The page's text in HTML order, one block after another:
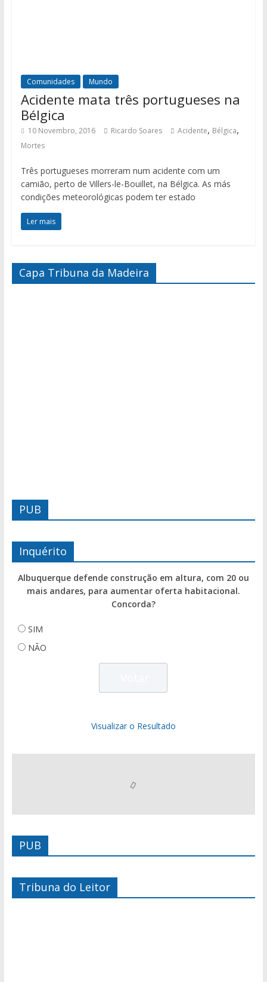
Comunidades Mundo
Acidente mata três portugueses na
Bélgica
10 Novembro, 2016 Ricardo Soares Acidente, Bélgica,
Mortes
Três portugueses morreram num acidente com um
camião, perto de Villers-le-Bouillet, na Bélgica. As más
condições meteorológicas podem ter estado
Ler mais
Capa Tribuna da Madeira
PUB
Inquérito
Albuquerque defende construção em altura, com 20 ou
mais andares, para aumentar oferta habitacional.
Concorda?
SIM
NÃO
Visualizar o Resultado
PUB
Tribuna do Leitor